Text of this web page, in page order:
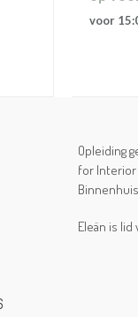
voor
Opleiding
for
Eleän is lid